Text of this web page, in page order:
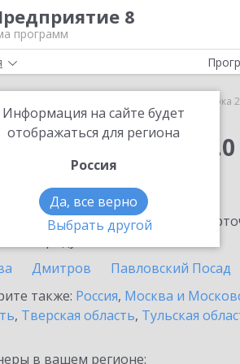
8
программ
Информация на сайте будет
отображаться для региона
Россия
Да, все верно
Выбрать другой
1С:Сверка
1С:Сверка 2.0
с информационными
продукта.
Дмитров Павловский Посад
также: Россия, Москва и
, Тверская область, Тульская
в вашем регионе: